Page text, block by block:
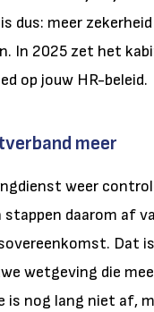
dus: meer
In 2025 zet het
op jouw HR-beleid.
meer
weer
stappen daarom af
Dat
wetgeving die
is nog lang niet af,